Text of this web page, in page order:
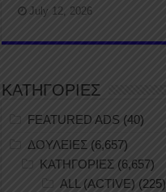
July 12, 2026
ΚΑΤΗΓΟΡΙΕΣ
FEATURED ADS (40)
ΔΟΥΛΕΙΕΣ (6,657)
ΚΑΤΗΓΟΡΙΕΣ (6,657)
ALL (ACTIVE) (225)